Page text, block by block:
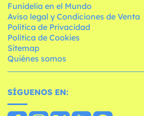
Funidelia en el Mundo
Aviso legal y Condiciones de Venta
Política de Privacidad
Política de Cookies
Sitemap
Quiénes somos
SÍGUENOS EN: